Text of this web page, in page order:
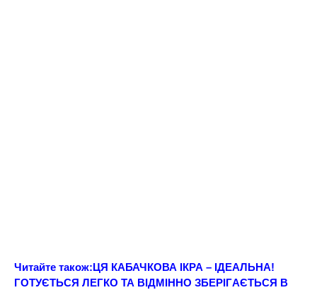
Читайте також:ЦЯ КАБАЧКОВА ІКРА – ІДЕAЛЬНА!
ГOТУЄТЬСЯ ЛEГКО ТА ВІДМIННО ЗБЕРІГAЄТЬСЯ В